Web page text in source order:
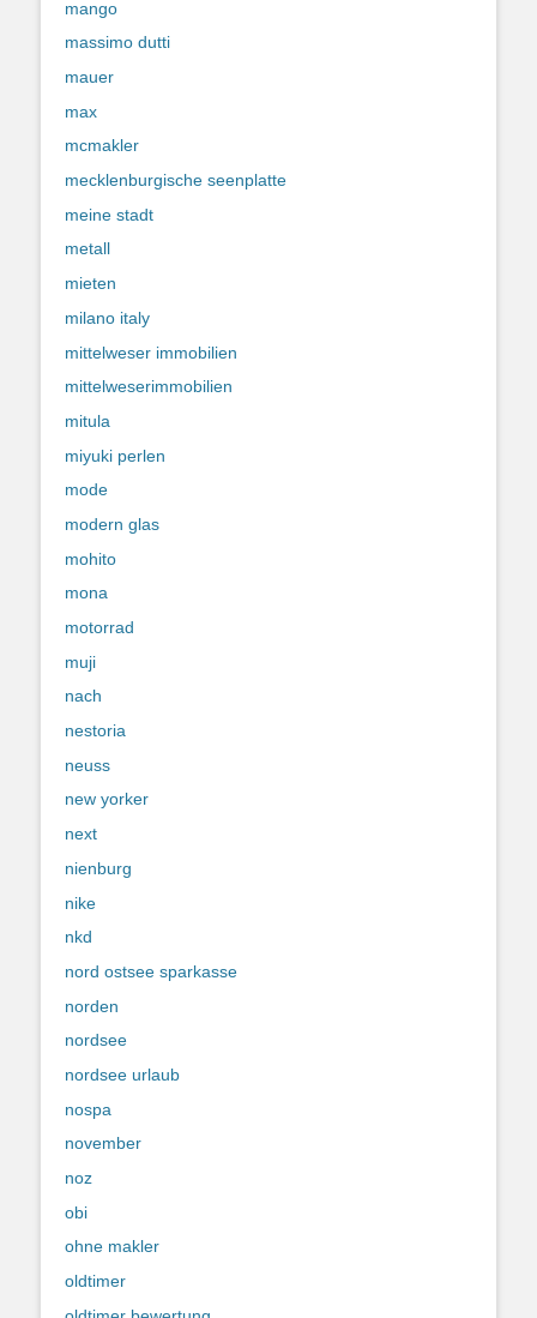
mango
massimo dutti
mauer
max
mcmakler
mecklenburgische seenplatte
meine stadt
metall
mieten
milano italy
mittelweser immobilien
mittelweserimmobilien
mitula
miyuki perlen
mode
modern glas
mohito
mona
motorrad
muji
nach
nestoria
neuss
new yorker
next
nienburg
nike
nkd
nord ostsee sparkasse
norden
nordsee
nordsee urlaub
nospa
november
noz
obi
ohne makler
oldtimer